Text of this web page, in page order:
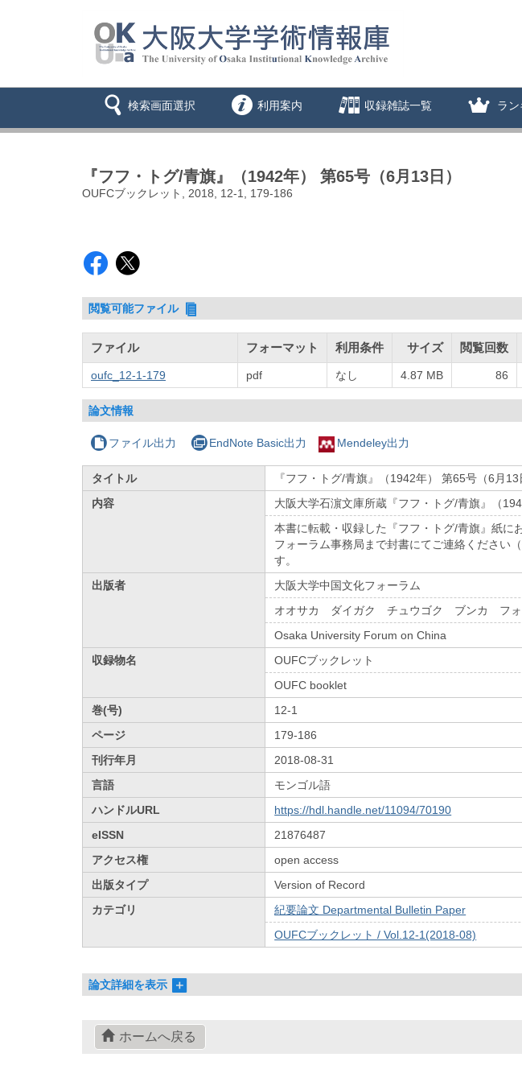
検索画面選択 利用案内 収録雑誌一覧 ラ
『フフ・トグ/青旗』（1942年） 第65号（6月13日）
OUFCブックレット, 2018, 12-1, 179-186
閲覧可能ファイル
ファイル フォーマット 利用条件 サイズ 閲覧回数
oufc_12-1-179 pdf なし 4.87 MB 86
論文情報
ファイル出力 EndNote Basic出力 Mendeley出力
タイトル
『フフ・トグ/青旗』（1942年） 第65号（6月13
内容
大阪大学石濵文庫所蔵『フフ・トグ/青旗』（
本書に転載・収録した『フフ・トグ/青旗』紙に
フォーラム事務局まで封書にてご連絡ください
す。
出版者
大阪大学中国文化フォーラム
オオサカ ダイガク チュウゴク ブンカ フォ
Osaka University Forum on China
収録物名
OUFCブックレット
OUFC booklet
巻(号)
12-1
ページ
179-186
刊行年月
2018-08-31
言語
モンゴル語
ハンドルURL
https://hdl.handle.net/11094/70190
eISSN
21876487
アクセス権
open access
出版タイプ
Version of Record
カテゴリ
紀要論文 Departmental Bulletin Paper
OUFCブックレット / Vol.12-1(2018-08)
論文詳細を表示
ホームへ戻る